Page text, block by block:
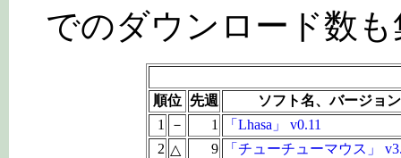
でのダウンロード数
順位 先週
ソフト名、バージョン
1
－ 1
「Lhasa」 v0.11
2 △ 9
「チューチューマウス」